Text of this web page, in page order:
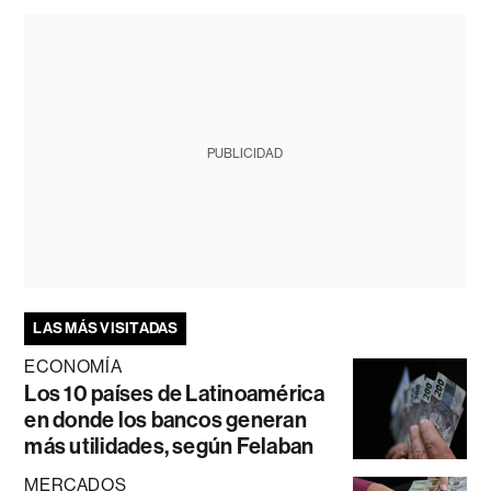
PUBLICIDAD
LAS MÁS VISITADAS
ECONOMÍA
Los 10 países de Latinoamérica
en donde los bancos generan
más utilidades, según Felaban
MERCADOS